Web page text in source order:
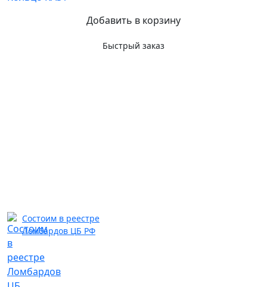
Добавить в корзину
Быстрый заказ
Состоим в реестре
Ломбардов ЦБ РФ